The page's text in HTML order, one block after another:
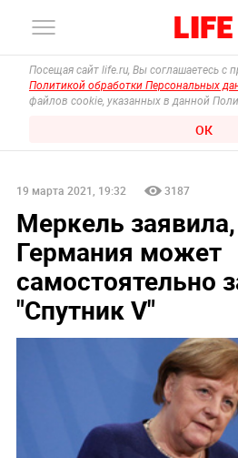
Посещая сайт life.ru, Вы соглашаетесь с
Политикой обработки Персональных
файлов cookie, указанных в данной
ОК
19 марта 2021, 19:32 3187
Меркель
Германия может
самостоятельно
"Спутник V"